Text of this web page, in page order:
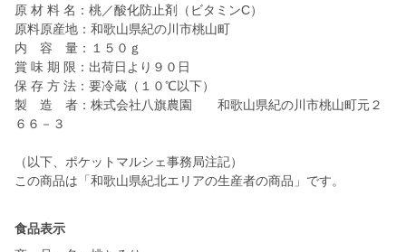
原 材 料 名：桃／酸化防止剤（ビタミンC）
原料原産地：和歌山県紀の川市桃山町
内 容 量：１５０ｇ
賞 味 期 限：出荷日より９０日
保 存 方 法：要冷蔵（１０℃以下）
製 造 者：株式会社八旗農園 和歌山県紀の川市桃山町元２
６６－３
（以下、ポケットマルシェ事務局注記）
この商品は「和歌山県紀北エリアの生産者の商品」です。
食品表示